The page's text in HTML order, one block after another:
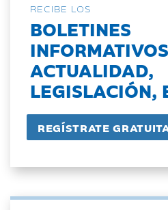
RECIBE LOS
BOLETINES
ACTUALIDAD,
LEGISLACIÓN,